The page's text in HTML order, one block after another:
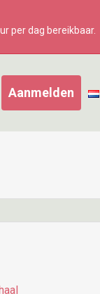
per dag bereikbaar.​
Aanmelden